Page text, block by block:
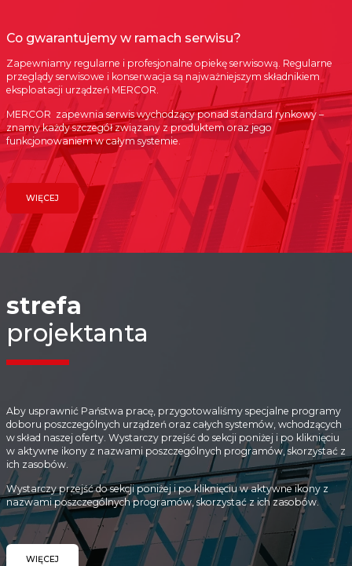
Co gwarantujemy w ramach serwisu?
Zapewniamy regularne i profesjonalne opiekę serwisową. Regularne
przeglądy serwisowe i konserwacja są najważniejszym składnikiem
eksploatacji urządzeń MERCOR.
MERCOR zapewnia serwis wychodzący ponad standard rynkowy –
znamy każdy szczegół związany z produktem oraz jego
funkcjonowaniem w całym systemie.
WIĘCEJ
strefa
projektanta
Aby usprawnić Państwa pracę, przygotowaliśmy specjalne programy
doboru poszczególnych urządzeń oraz całych systemów, wchodzących
w skład naszej oferty. Wystarczy przejść do sekcji poniżej i po kliknięciu
w aktywne ikony z nazwami poszczególnych programów, skorzystać z
ich zasobów.
Wystarczy przejść do sekcji poniżej i po kliknięciu w aktywne ikony z
nazwami poszczególnych programów, skorzystać z ich zasobów.
WIĘCEJ